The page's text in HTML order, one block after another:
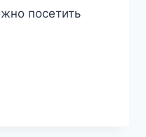
посетить